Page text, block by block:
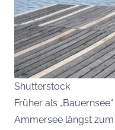
Shutterstock
Früher als
Ammersee längst